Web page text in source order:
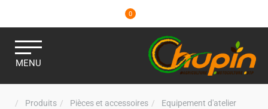
0
MENU
Produits Pièces et accessoires
Equipement d'atelier